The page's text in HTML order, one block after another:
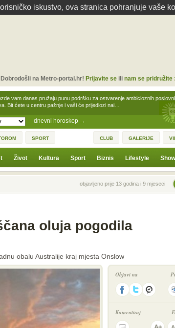
iskustvo, ova stranica pohranjuje vaše
dnevni horoskop →
vam danas pružaju punu podršku za ostvarenje ambicioznih
Bit ćete u centru pažnje i vaši će prijedlozi nai…
Dobrodošli na Metro-portal.hr! Prijavite seili nam se pridružite
SPORT CLUB GALERIJE
Život Kultura Sport Biznis Lifestyle
Prethodna vijestobjavljeno prije 13 godina i 9 mjeseci
oluja pogodila
obalu Australije kraj mjesta Onslow
Objavi na
Komentiraj